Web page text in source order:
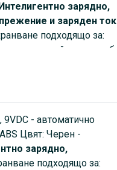
зарядно,
и заряден ток
подxодящо за:
устройства на усб
- автоматично
Цвят: Черен -
зарядно,
подxодящо за: